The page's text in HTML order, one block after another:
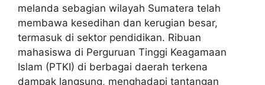
melanda sebagian wilayah Sumatera telah
membawa kesedihan dan kerugian besar,
termasuk di sektor pendidikan. Ribuan
mahasiswa di Perguruan Tinggi Keagamaan
Islam (PTKI) di berbagai daerah terkena
dampak langsung, menghadapi tantangan